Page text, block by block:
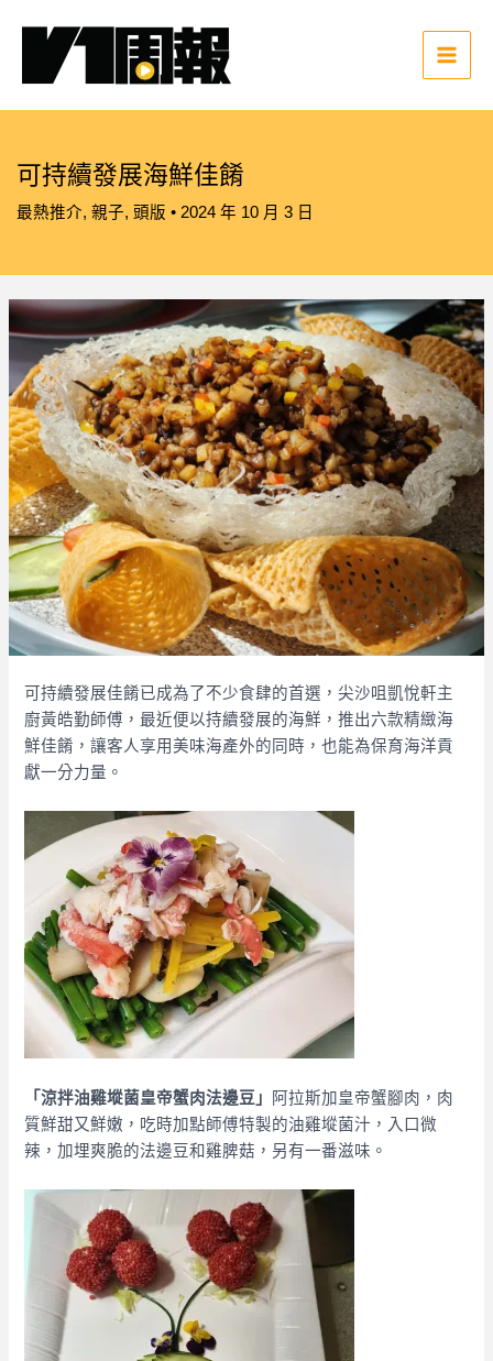
Main
可持續發展海鮮佳餚
最熱推介, 親子, 頭版 • 2024 年 10 月 3 日
可持續發展佳餚已成為了不少食肆的首選，尖沙咀凱悅軒主
廚黃皓勤師傅，最近便以持續發展的海鮮，推出六款精緻海
鮮佳餚，讓客人享用美味海產外的同時，也能為保育海洋貢
獻一分力量。
「涼拌油雞㙡菌皇帝蟹肉法邊豆」 阿拉斯加皇帝蟹腳肉，肉
質鮮甜又鮮嫩，吃時加點師傅特製的油雞㙡菌汁，入口微
辣，加埋爽脆的法邊豆和雞脾菇，另有一番滋味。